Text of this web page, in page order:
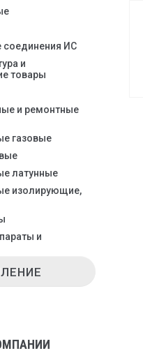
ИС
и
товары
и ремонтные
газовые
латунные
изолирующие,
и